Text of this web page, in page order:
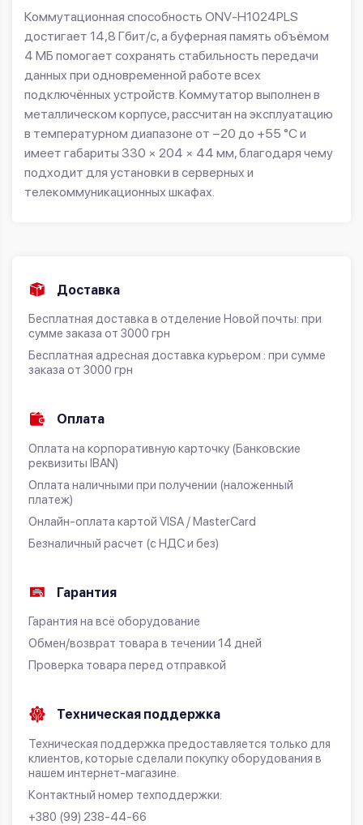
Коммутационная способность ONV-H1024PLS
достигает 14,8 Гбит/с, а буферная память объёмом
4 МБ помогает сохранять стабильность передачи
данных при одновременной работе всех
подключённых устройств. Коммутатор выполнен в
металлическом корпусе, рассчитан на эксплуатацию
в температурном диапазоне от −20 до +55 °C и
имеет габариты 330 × 204 × 44 мм, благодаря чему
подходит для установки в серверных и
телекоммуникационных шкафах.
Доставка
Бесплатная доставка в отделение Новой почты: при
сумме заказа от 3000 грн
Бесплатная адресная доставка курьером : при сумме
заказа от 3000 грн
Оплата
Оплата на корпоративную карточку (Банковские
реквизиты IBAN)
Оплата наличными при получении (наложенный
платеж)
Онлайн-оплата картой VISA / MasterCard
Безналичный расчет (с НДС и без)
Гарантия
Гарантия на всё оборудование
Обмен/возврат товара в течении 14 дней
Проверка товара перед отправкой
Техническая поддержка
Техническая поддержка предоставляется только для
клиентов, которые сделали покупку оборудования в
нашем интернет-магазине.
Контактный номер техподдержки:
+380 (99) 238-44-66